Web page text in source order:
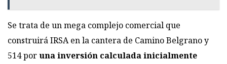
Se trata de un mega complejo comercial que
construirá IRSA en la cantera de Camino Belgrano y
514 poruna inversión calculada inicialmente